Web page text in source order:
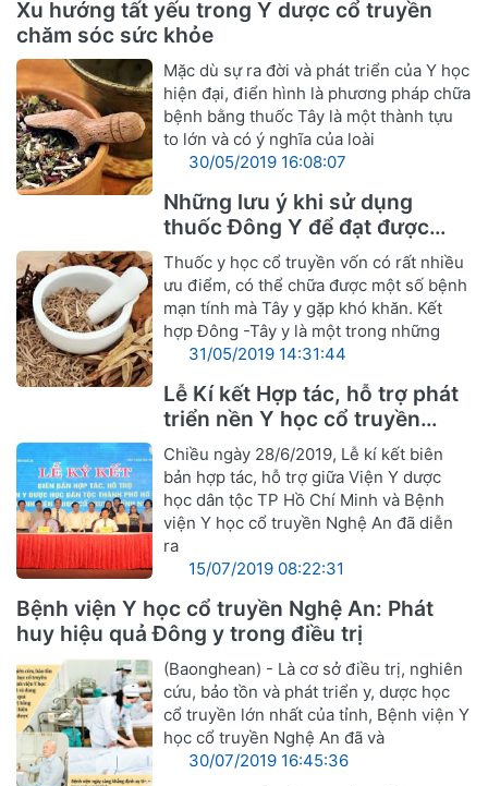
Xu hướng tất yếu trong Y dược cổ truyền
chăm sóc sức khỏe
Mặc dù sự ra đời và phát triển của Y học
hiện đại, điển hình là phương pháp chữa
bệnh bằng thuốc Tây là một thành tựu
to lớn và có ý nghĩa của loài
30/05/2019 16:08:07
Những lưu ý khi sử dụng
thuốc Đông Y để đạt được
hiệu quả tốt nhất
Thuốc y học cổ truyền vốn có rất nhiều
ưu điểm, có thể chữa được một số bệnh
mạn tính mà Tây y gặp khó khăn. Kết
hợp Đông -Tây y là một trong những
31/05/2019 14:31:44
Lễ Kí kết Hợp tác, hỗ trợ phát
triển nền Y học cổ truyền
Nghệ An
Chiều ngày 28/6/2019, Lễ kí kết biên
bản hợp tác, hỗ trợ giữa Viện Y dược
học dân tộc TP Hồ Chí Minh và Bệnh
viện Y học cổ truyền Nghệ An đã diễn
ra
15/07/2019 08:22:31
Bệnh viện Y học cổ truyền Nghệ An: Phát
huy hiệu quả Đông y trong điều trị
(Baonghean) - Là cơ sở điều trị, nghiên
cứu, bảo tồn và phát triển y, dược học
cổ truyền lớn nhất của tỉnh, Bệnh viện Y
học cổ truyền Nghệ An đã và
30/07/2019 16:45:36